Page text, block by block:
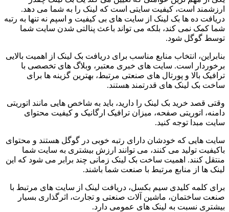
ارزشمند است، کیفیت سایتی است که لینک را به شما می دهد.
دریافت ده ها بک لینک از سایت های بی کیفیت و اسپم نه تنها به رتبه
شما کمک نمی کند، بلکه می تواند باعث پنالتی شدن سایت شما
توسط گوگل شود.
بنابراین، انتخاب منابع مناسب برای دریافت بک لینک از اهمیت بالایی
برخوردار است. سایت های خبری معتبر، وبلاگ های تخصصی با
ترافیک بالا و پورتال های صنعتی مرتبط، بهترین گزینه ها برای
ساخت بک لینک های قدرتمند هستند.
وقتی قصد خرید بک لینک را دارید، باید به شاخص هایی مانند اتوریتی
دامنه، اتوریتی صفحه، میزان ترافیک ارگانیک و کیفیت محتوای
سایت مبدا توجه کنید.
سایت هایی که خودشان دارای رتبه خوبی در گوگل هستند و محتوای
باکیفیت تولید می کنند، می توانند ارزش بیشتری به سایت شما
منتقل کنند. اهمیت ساخت بک لینک زمانی چند برابر می شود که این
لینک ها از منابع مرتبط با صنعت شما باشند.
برای کلمه کلیدی سیم بکسل، دریافت لینک از سایت های مرتبط با
صنعت ساختمان، ماشین آلات صنعتی و تجارت، اثرگذاری بسیار
بیشتری نسبت به لینک های عمومی دارد.